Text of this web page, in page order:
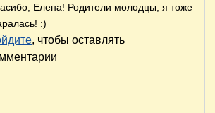
Елена! Родители молодцы, я тоже
:)
, чтобы оставлять